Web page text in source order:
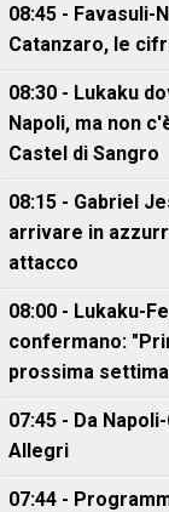
08:45 -
Catanzaro, le
08:30 - Lukaku
Napoli, ma non
Castel di Sangro
08:15 - Gabriel
arrivare in
attacco
08:00 - Lukaku-
confermano:
prossima
07:45 - Da
Allegri
07:44 -